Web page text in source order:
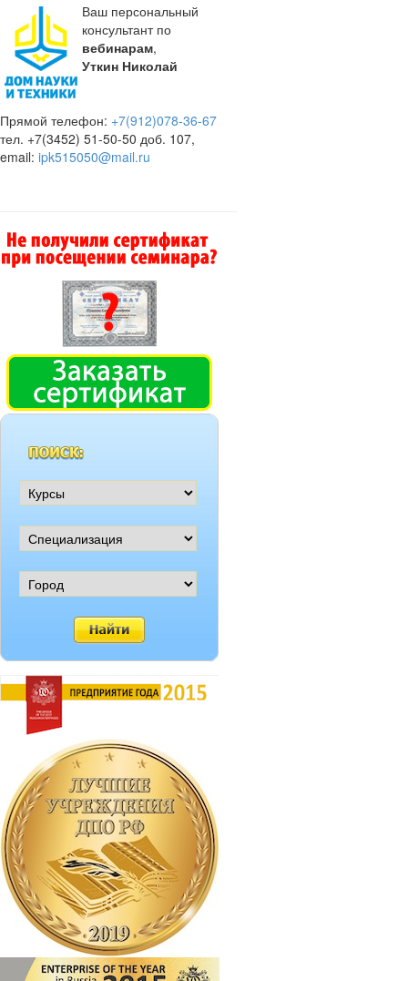
Ваш персональный
консультант по
вебинарам,
Уткин Николай
Прямой телефон: +7(912)078-36-67
тел. +7(3452) 51-50-50 доб. 107,
email: ipk515050@mail.ru